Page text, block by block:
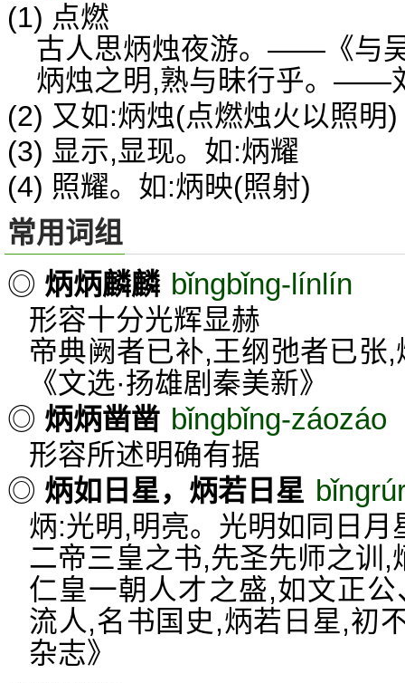
(1) 点燃
古人思炳烛夜游。——《与
炳烛之明,熟与昧行乎。——
(2) 又如:炳烛(点燃烛火以照明)
(3) 显示,显现。如:炳耀
(4) 照耀。如:炳映(照射)
常用词组
◎ 炳炳麟麟 bǐngbǐng-línlín
形容十分光辉显赫
帝典阙者已补,王纲弛者已
《文选·扬雄剧秦美新》
◎ 炳炳凿凿 bǐngbǐng-záozáo
形容所述明确有据
◎ 炳如日星，炳若日星
炳:光明,明亮。光明如同日月
二帝三皇之书,先圣先师之训,
仁皇一朝人才之盛,如文正
流人,名书国史,炳若日星,
杂志》